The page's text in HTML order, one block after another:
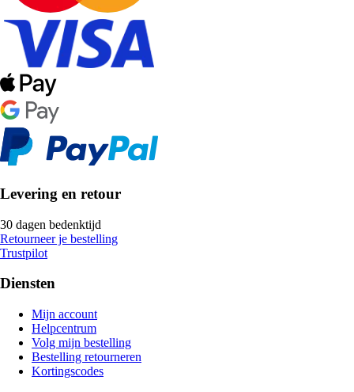
Levering en retour
30 dagen bedenktijd
Retourneer je bestelling
Trustpilot
Diensten
Mijn account
Helpcentrum
Volg mijn bestelling
Bestelling retourneren
Kortingscodes